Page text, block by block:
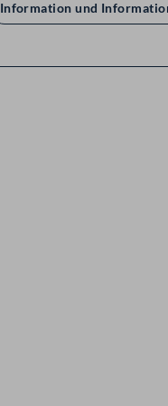
Information und